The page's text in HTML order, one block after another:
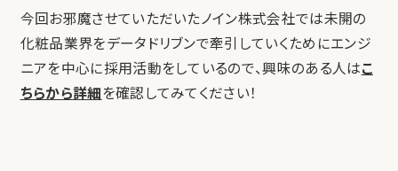
今回お邪魔させていただいたノイン株式会社では未開の
化粧品業界をデータドリブンで牽引していくためにエンジ
ニアを中心に採用活動をしているので、興味のある人はこ
ちらから詳細 を確認してみてください！